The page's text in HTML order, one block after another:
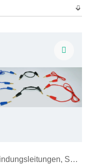
Verbindungsleitungen, Set 6 Stk.